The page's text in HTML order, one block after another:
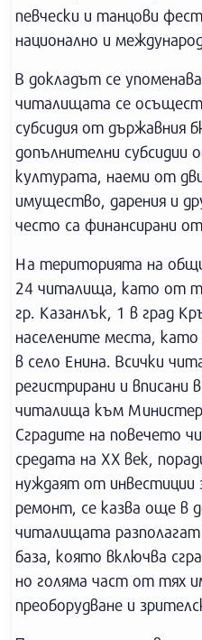
певчески и танцови
национално и
В докладът се
читалищата се
субсидия от държавния
допълнителни
културата, наеми от
имущество, дарения и
често са финансирани
На територията на
24 читалища, като от
гр. Казанлък, 1 в град
населените места, като
в село Енина. Всички
регистрирани и вписани
читалища към
Сградите на повечето
средата на XX век,
нуждаят от инвестиции
ремонт, се казва още в
читалищата
база, която включва
но голяма част от тях
преоборудване и